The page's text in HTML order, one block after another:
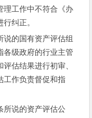
理工作中不符合《办
纠正。
的国有资产评估组
各级政府的行业主管
估结果进行初审、
工作负责督促和指
说的资产评估公